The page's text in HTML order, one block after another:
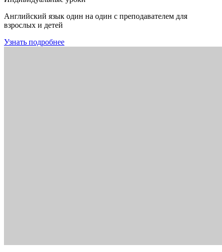
Английский язык один на один с преподавателем для
взрослых и детей
Узнать подробнее